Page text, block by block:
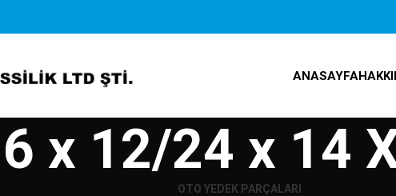
ANASAYFA
6 x 12/24 x 14
OTO YEDEK PARÇALARI